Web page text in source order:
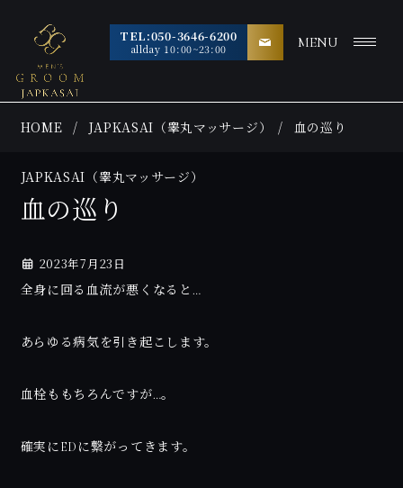
TEL:050-3646-6200
allday 10:00~23:00 MENU
HOME JAPKASAI（睾丸マッサージ） 血の巡り
JAPKASAI（睾丸マッサージ）
血の巡り
2023年7月23日
全身に回る血流が悪くなると…
あらゆる病気を引き起こします。
血栓ももちろんですが…。
確実にEDに繋がってきます。